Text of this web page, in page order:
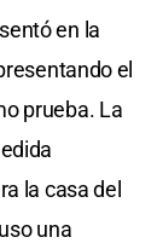
en la
el
prueba. La
la casa del
una